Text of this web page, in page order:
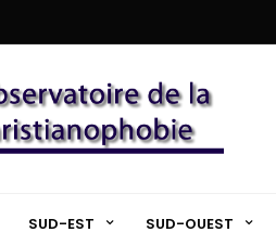
SUD-EST SUD-OUEST